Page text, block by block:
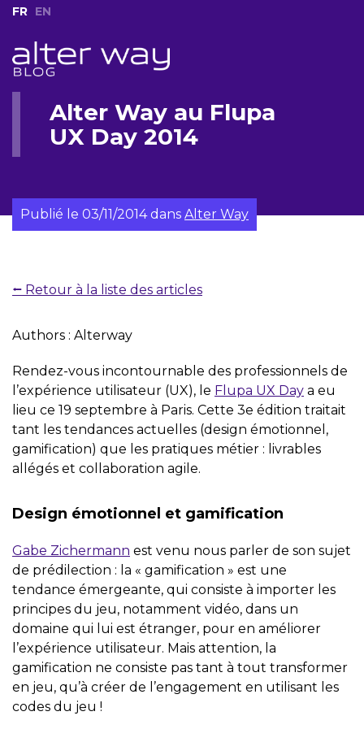
FR EN
Alter Way au Flupa
UX Day 2014
Publié le 03/11/2014dans Alter Way
⭠ Retour à la liste des articles
Authors : Alterway
Rendez-vous incontournable des professionnels de
l’expérience utilisateur (UX), le Flupa UX Day a eu
lieu ce 19 septembre à Paris. Cette 3e édition traitait
tant les tendances actuelles (design émotionnel,
gamification) que les pratiques métier : livrables
allégés et collaboration agile.
Design émotionnel et gamification
Gabe Zichermann est venu nous parler de son sujet
de prédilection : la « gamification » est une
tendance émergeante, qui consiste à importer les
principes du jeu, notamment vidéo, dans un
domaine qui lui est étranger, pour en améliorer
l’expérience utilisateur. Mais attention, la
gamification ne consiste pas tant à tout transformer
en jeu, qu’à créer de l’engagement en utilisant les
codes du jeu !